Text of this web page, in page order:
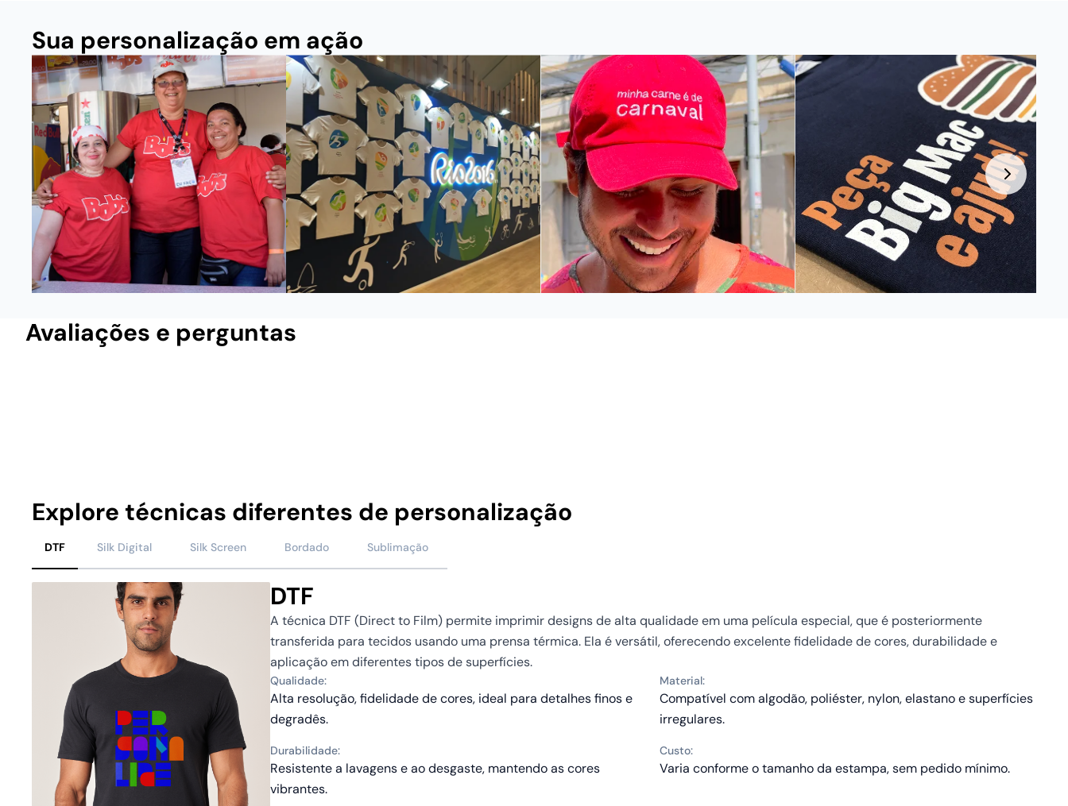
Sua personalização em ação
Avaliações e perguntas
Explore técnicas diferentes de personalização
DTF Silk Digital Silk Screen Bordado Sublimação
DTF
A técnica DTF (Direct to Film) permite imprimir designs de alta qualidade em uma película especial, que é posteriormente
transferida para tecidos usando uma prensa térmica. Ela é versátil, oferecendo excelente fidelidade de cores, durabilidade e
aplicação em diferentes tipos de superfícies.
Qualidade:
Alta resolução, fidelidade de cores, ideal para detalhes finos e
degradês.
Material:
Compatível com algodão, poliéster, nylon, elastano e superfícies
irregulares.
Durabilidade:
Resistente a lavagens e ao desgaste, mantendo as cores
vibrantes.
Custo:
Varia conforme o tamanho da estampa, sem pedido mínimo.